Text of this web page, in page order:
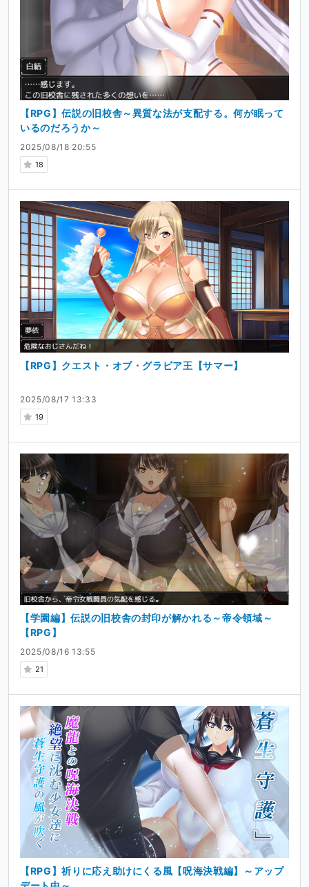
2025/08/18 20:55
18
【RPG】伝説の旧校舎～異質な法が支配する。何が眠って
いるのだろうか～
2025/08/17 13:33
19
【RPG】クエスト・オブ・グラビア王【サマー】
2025/08/16 13:55
21
【学園編】伝説の旧校舎の封印が解かれる～帝令領域～
【RPG】
【RPG】祈りに応え助けにくる風【呪海決戦編】～アップ